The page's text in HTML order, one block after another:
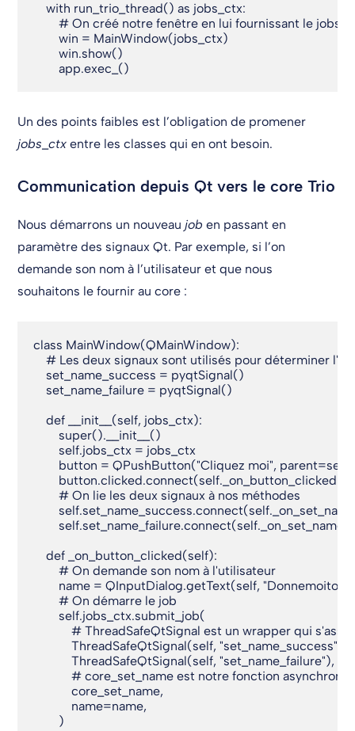
    with run_trio_thread() as jobs_ctx:
# On créé notre fenêtre en lui fournissant le
        win = MainWindow(jobs_ctx)
        win.show()
        app.exec_()
Un des points faibles est l’obligation de promener
jobs_ctx entre les classes qui en ont besoin.
Communication depuis Qt vers le core Trio
Nous démarrons un nouveaujob en passant en
paramètre des signaux Qt. Par exemple, si l’on
demande son nom à l’utilisateur et que nous
souhaitons le fournir au core :
class MainWindow(QMainWindow):
# Les deux signaux sont utilisés pour déterminer
    set_name_success = pyqtSignal()
    set_name_failure = pyqtSignal()
    def __init__(self, jobs_ctx):
        super().__init__()
        self.jobs_ctx = jobs_ctx
        button = QPushButton("Cliquez moi", parent=self)
        button.clicked.connect(self._on_button_clicked)
        # On lie les deux signaux à nos méthodes
    def _on_button_clicked(self):
        # On demande son nom à l'utilisateur
name = QInputDialog.getText(self,
        # On démarre le job
        self.jobs_ctx.submit_job(
# ThreadSafeQtSignal est un wrapper qui
            ThreadSafeQtSignal(self, "set_name_success"),
            ThreadSafeQtSignal(self, "set_name_failure"),
# core_set_name est notre fonction
            core_set_name,
            name=name,
        )